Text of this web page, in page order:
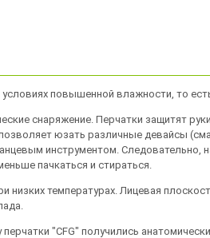
условиях повышенной влажности, то
снаряжение. Перчатки защитят
юзать различные девайсы
инструментом. Следовательно,
пачкаться и стираться.
температурах. Лицевая
"CFG" получились